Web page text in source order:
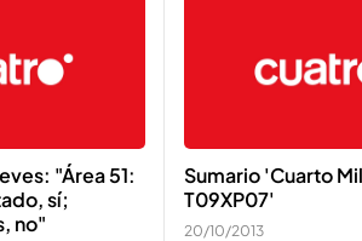
"Área 51:
sí;
no"
Sumario 'Cuarto
T09XP07'
20/10/2013